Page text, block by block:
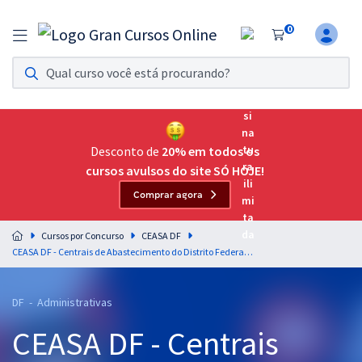
0
Assinatura Ilimitada 11
Acesso a todos os cursos. Teste grátis por 7 dias!
Assinatura OAB Até Passar
Acesso ilimitado a toda preparação para o Exame da
Residências Multiprofissionais
Preparação completa e intensiva para as principais
residências em saúde do Brasil
Cursos 20% OFF
Desconto de 20% em todos os
cursos avulsos do site SÓ HOJE!
Comprar agora
Cursos por Concurso
CEASA DF
CEASA DF - Centrais de Abastecimento do Distrito Federal - Assistente Administrativo II
DF - Administrativas
CEASA DF - Centrais